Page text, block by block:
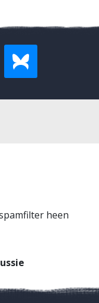
heen